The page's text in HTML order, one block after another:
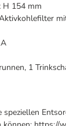
154 mm
1
speziellen